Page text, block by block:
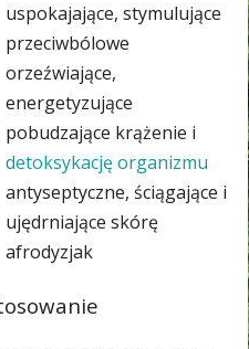
uspokajające, stymulujące
przeciwbólowe
orzeźwiające,
energetyzujące
pobudzające krążenie i
detoksykację organizmu
antyseptyczne, ściągające i
ujędrniające skórę
afrodyzjak